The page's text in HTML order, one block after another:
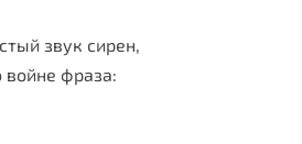
звук сирен,
войне фраза: